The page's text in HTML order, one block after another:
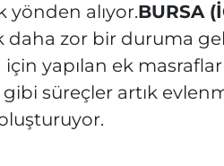
yönden alıyor.BURSA
daha zor bir duruma
için yapılan ek
süreçler artık